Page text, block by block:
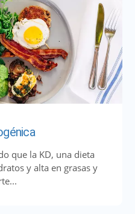
que la KD, una dieta
y alta en grasas y